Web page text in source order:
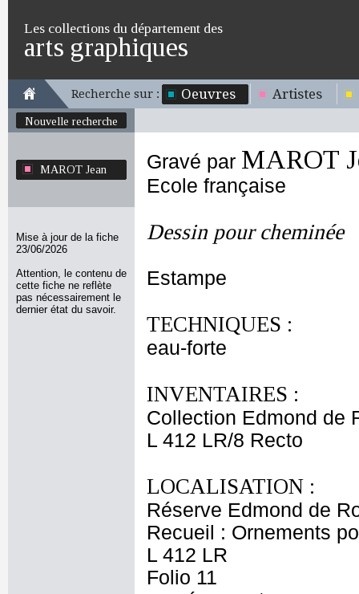
Les collections du département des
arts graphiques
Recherche sur : Oeuvres Artistes
Nouvelle recherche
MAROT Jean
Mise à jour de la fiche
23/06/2026
Attention, le contenu de
cette fiche ne reflète
pas nécessairement le
dernier état du savoir.
Gravé par MAROT
Ecole française
Dessin pour cheminée
Estampe
TECHNIQUES :
eau-forte
INVENTAIRES :
Collection Edmond de
L 412 LR/8 Recto
LOCALISATION :
Réserve Edmond de
Recueil : Ornements
L 412 LR
Folio 11